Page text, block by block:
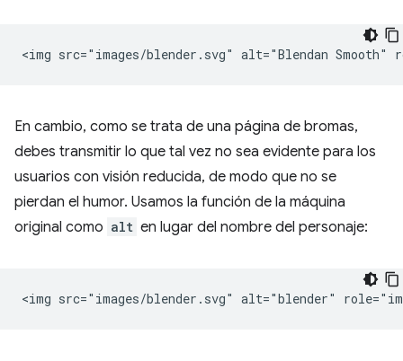
En cambio, como se trata de una página de bromas,
debes transmitir lo que tal vez no sea evidente para los
usuarios con visión reducida, de modo que no se
pierdan el humor. Usamos la función de la máquina
original como alt en lugar del nombre del personaje: